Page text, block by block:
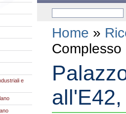
e
Home »